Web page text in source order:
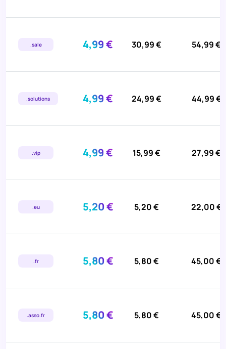
.sale 4,99 € 30,99 € 54,99 €
.solutions 4,99 € 24,99 € 44,99 €
.vip 4,99 € 15,99 € 27,99 €
.eu 5,20 € 5,20 € 22,00 €
.fr 5,80 € 5,80 € 45,00 €
.asso.fr 5,80 € 5,80 € 45,00 €